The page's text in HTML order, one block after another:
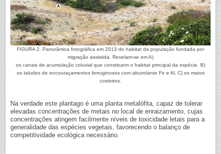
FIGURA 2. Panorâmica fotográfica em 2013 do habitat da população fundada por
migração assistida. Revelam-se em A)
os canais de acumulação coluvial que constituem o habitat principal da espécie, B)
os taludes de encouraçamentos ferruginosos com abundante Fe e Al, C) os matos
costeiros.
Na verdade este plantago é uma planta metalófita, capaz de tolerar
elevadas concentrações de metais no local de enraizamento, cujas
concentrações atingem facilmente níveis de toxicidade letais para a
generalidade das espécies vegetais, favorecendo o balanço de
competitividade ecológica necessário.